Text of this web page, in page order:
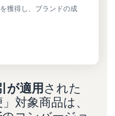
獲得し、ブランドの成
が適用 された
対象商品は、